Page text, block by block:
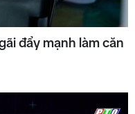
đẩy mạnh làm căn